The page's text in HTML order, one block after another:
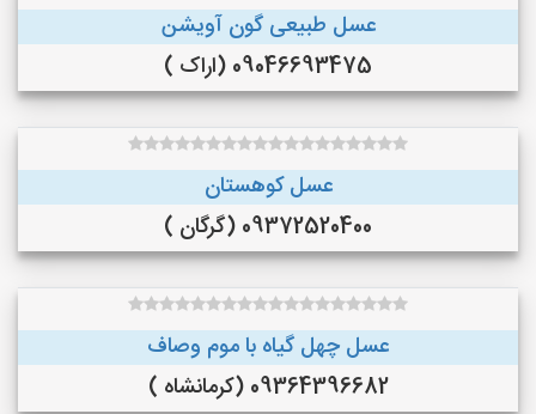
عسل طبیعی گون آویشن
09046693475 (اراک )
عسل کوهستان
09372520400 (گرگان )
عسل چهل گیاه با موم وصاف
09364396682 (کرمانشاه )